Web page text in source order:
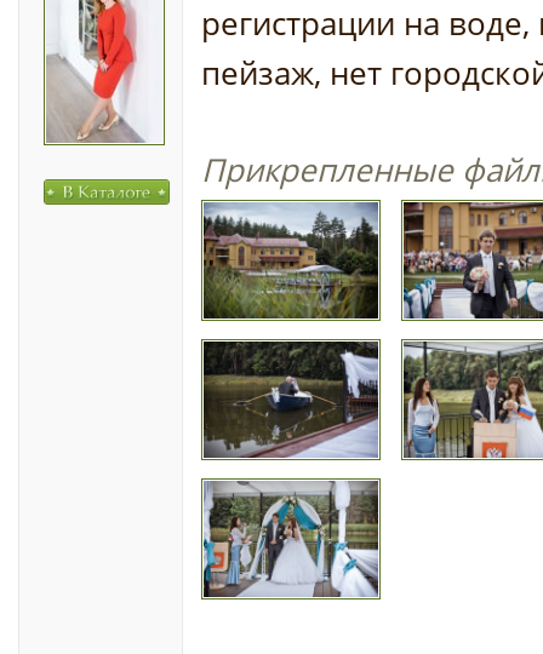
регистрации на
пейзаж, нет
Прикрепленные